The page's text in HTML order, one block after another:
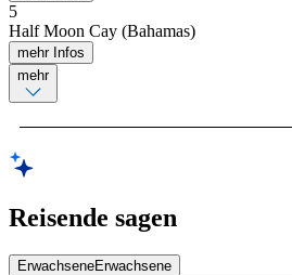
5
Half Moon Cay (Bahamas)
mehr Infos
mehr
Reisende sagen
ErwachseneErwachsene